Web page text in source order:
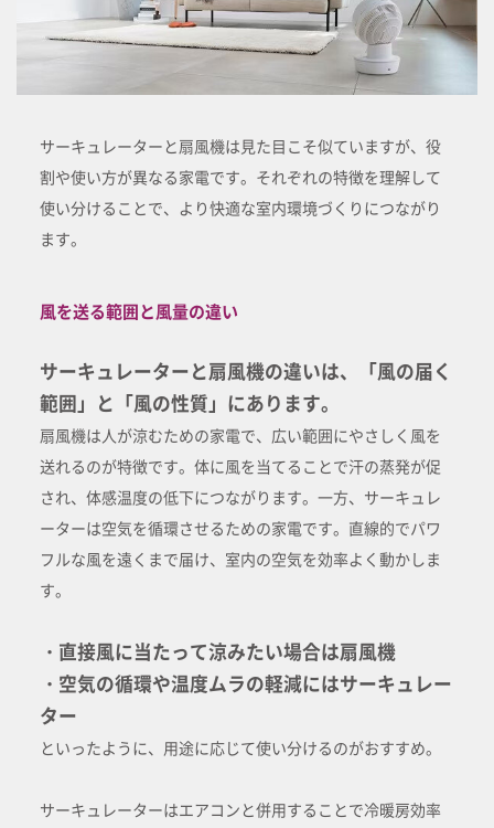
サーキュレーターと扇風機は見た目こそ似ていますが、役
割や使い方が異なる家電です。それぞれの特徴を理解して
使い分けることで、より快適な室内環境づくりにつながり
ます。
風を送る範囲と風量の違い
サーキュレーターと扇風機の違いは、「風の届く
範囲」と「風の性質」にあります。
扇風機は人が涼むための家電で、広い範囲にやさしく風を
送れるのが特徴です。体に風を当てることで汗の蒸発が促
され、体感温度の低下につながります。一方、サーキュレ
ーターは空気を循環させるための家電です。直線的でパワ
フルな風を遠くまで届け、室内の空気を効率よく動かしま
す。
・直接風に当たって涼みたい場合は扇風機
・空気の循環や温度ムラの軽減にはサーキュレー
ター
といったように、用途に応じて使い分けるのがおすすめ。
サーキュレーターはエアコンと併用することで冷暖房効率